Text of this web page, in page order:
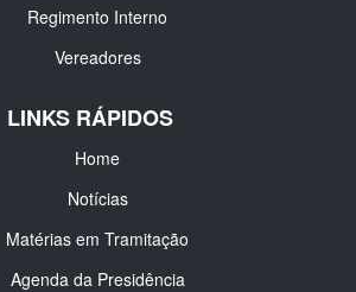
Regimento Interno
Vereadores
LINKS RÁPIDOS
Home
Notícias
Matérias em Tramitação
Agenda da Presidência